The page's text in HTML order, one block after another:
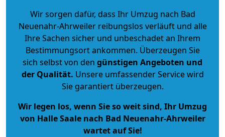
Wir sorgen dafür, dass Ihr Umzug nach Bad
Neuenahr-Ahrweiler reibungslos verläuft und alle
Ihre Sachen sicher und unbeschadet an Ihrem
Bestimmungsort ankommen. Überzeugen Sie
sich selbst von den günstigen Angeboten und
der Qualität. Unsere umfassender Service wird
Sie garantiert überzeugen.
Wir legen los, wenn Sie so weit sind, Ihr Umzug
von Halle Saale nach Bad Neuenahr-Ahrweiler
wartet auf Sie!